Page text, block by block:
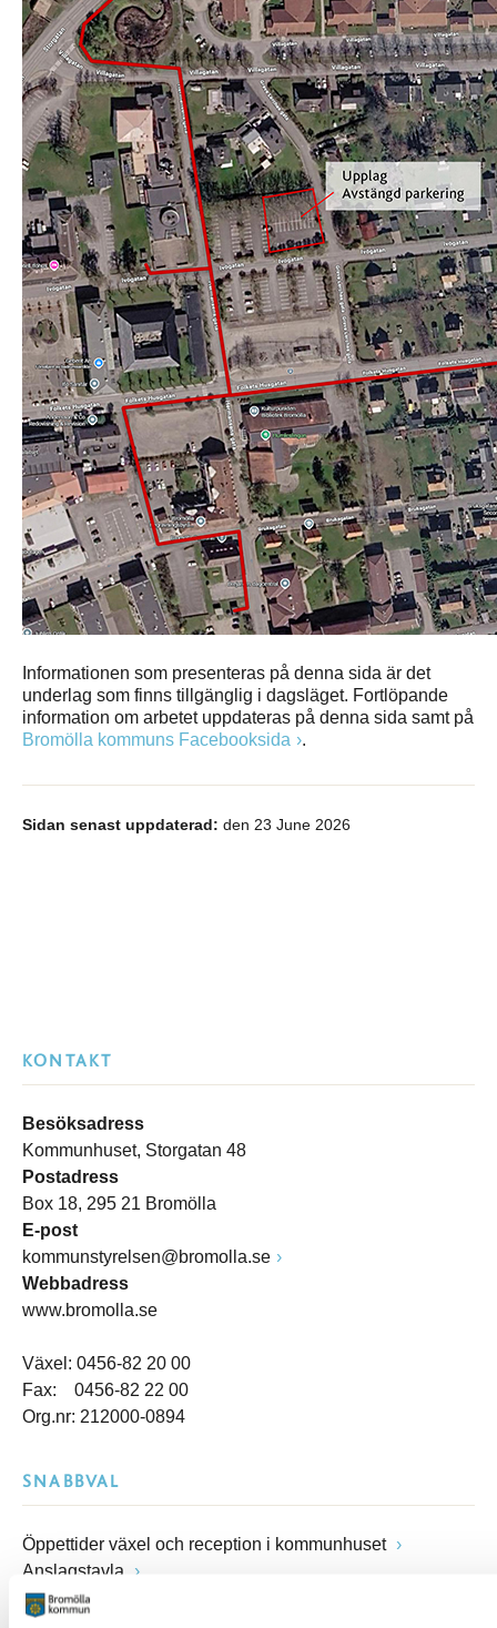
Informationen som presenteras på denna sida är det
underlag som finns tillgänglig i dagsläget. Fortlöpande
information om arbetet uppdateras på denna sida samt på
Bromölla kommuns Facebooksida
.
Sidan senast uppdaterad: den 23 June 2026
KONTAKT
Besöksadress
Kommunhuset, Storgatan 48
Postadress
Box 18, 295 21 Bromölla
E-post
kommunstyrelsen@bromolla.se
Webbadress
www.bromolla.se
Växel: 0456-82 20 00
Fax: 0456-82 22 00
Org.nr: 212000-0894
SNABBVAL
Öppettider växel och reception i kommunhuset
Anslagstavla
Lediga jobb
Felanmälan